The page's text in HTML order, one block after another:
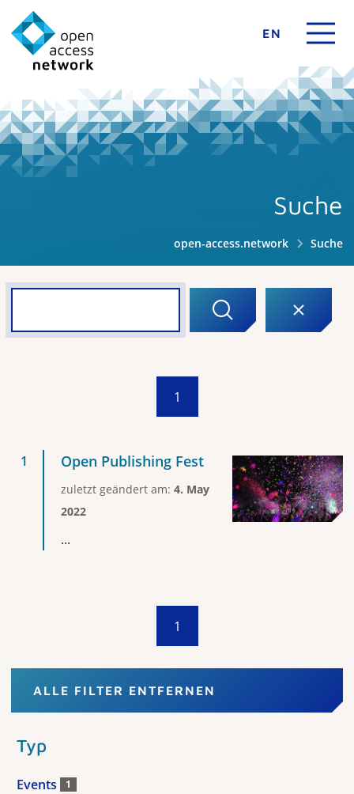
EN
Suche
open-access.network Suche
1
Open Publishing Fest
zuletzt geändert am: 4. May
2022
...
1
ALLE FILTER ENTFERNEN
Typ
Events 1